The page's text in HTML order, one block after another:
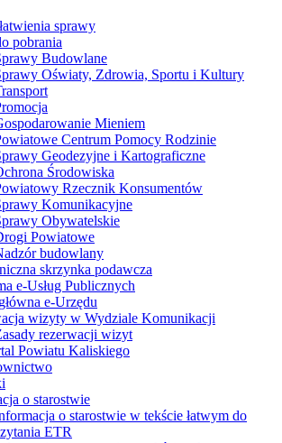
sprawy
pobrania
Budowlane
Oświaty, Zdrowia, Sportu i Kultury
Mieniem
Centrum Pomocy Rodzinie
Geodezyjne i Kartograficzne
Środowiska
Rzecznik Konsumentów
Komunikacyjne
Obywatelskie
Powiatowe
budowlany
skrzynka podawcza
e-Usług Publicznych
e-Urzędu
wizyty w Wydziale Komunikacji
rezerwacji wizyt
Powiatu Kaliskiego
o starostwie
o starostwie w tekście łatwym do
ETR